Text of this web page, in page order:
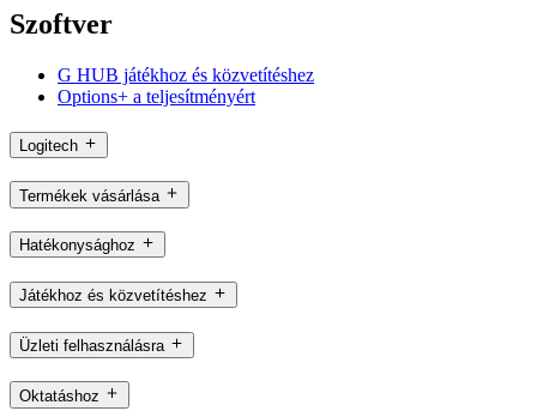
Szoftver
G HUB játékhoz és közvetítéshez
Options+ a teljesítményért
Logitech
Termékek vásárlása
Hatékonysághoz
Játékhoz és közvetítéshez
Üzleti felhasználásra
Oktatáshoz